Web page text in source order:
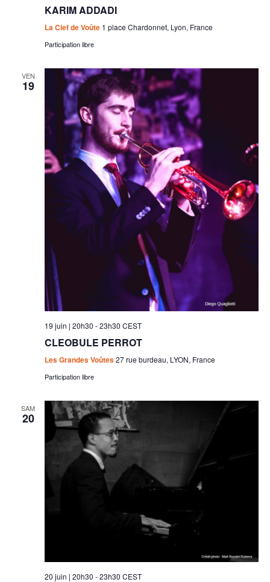
KARIM ADDADI
La Clef de Voûte 1 place Chardonnet, Lyon, France
Participation libre
VEN
19
19 juin | 20h30 -23h30 CEST
CLEOBULE PERROT
Les Grandes Voûtes27 rue burdeau, LYON, France
Participation libre
SAM
20
20 juin | 20h30 -23h30 CEST